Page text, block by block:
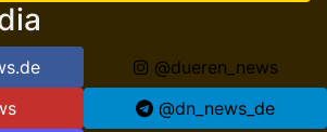
@dueren_news
@dn_news_de